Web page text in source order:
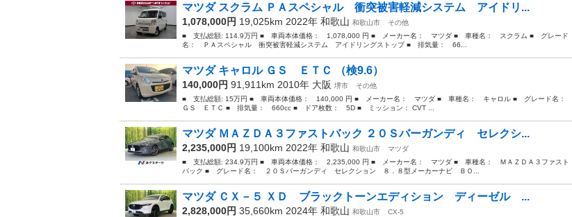
マツダ スクラム ＰＡスペシャル 衝突被害軽減システム アイドリ...
1,078,000円 19,025km 2022年 和歌山 和歌山市
その他
■ 支払総額: 114.9万円 ■ 車両本体価格： 1,078,000 円 ■ メーカー名： マツダ ■ 車種名： スクラム ■ グレード
名： ＰＡスペシャル 衝突被害軽減システム アイドリングストップ ■ 排気量： 66...
マツダ キャロル ＧＳ ＥＴＣ （検9.6）
140,000円 91,911km 2010年 大阪 堺市
その他
■ 支払総額: 15万円 ■ 車両本体価格： 140,000 円 ■ メーカー名： マツダ ■ 車種名： キャロル ■ グレード名：
ＧＳ ＥＴＣ ■ 排気量： 660cc ■ ドア枚数： 5D ■ ミッション： CVT ...
マツダ ＭＡＺＤＡ３ファストバック ２０Ｓバーガンディ セレクシ...
2,235,000円 19,100km 2022年 和歌山 和歌山市
マツダ
■ 支払総額: 234.9万円 ■ 車両本体価格： 2,235,000 円 ■ メーカー名： マツダ ■ 車種名： ＭＡＺＤＡ３ファスト
バック ■ グレード名： ２０Ｓバーガンディ セレクション ８．８型メーカーナビ ＢＯ...
マツダ ＣＸ－５ ＸＤ ブラックトーンエディション ディーゼル ...
2,828,000円 35,660km 2024年 和歌山 和歌山市
CX-5